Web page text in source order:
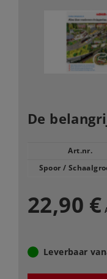
De
Art.nr.
Spoor /
22,90 €
Leverbaar